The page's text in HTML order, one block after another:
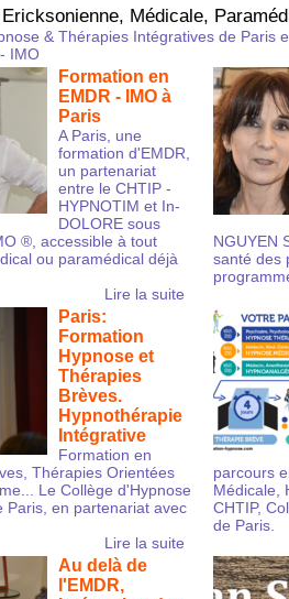
Médicale,
& Thérapies Intégratives de Paris
IMO
Formation en
EMDR - IMO à
Paris
A Paris, une
formation d'EMDR,
un partenariat
entre le CHTIP -
HYPNOTIM et In-
DOLORE sous
®, accessible à tout
ou paramédical déjà
Lire la suite
NGUYEN
santé des
Paris:
Formation
Hypnose et
Thérapies
Brèves.
Hypnothérapie
Intégrative
Formation en
Thérapies Orientées
Le Collège d'Hypnose
Paris, en partenariat avec
Lire la suite
parcours
Médicale,
CHTIP,
de Paris.
Au delà de
l'EMDR,